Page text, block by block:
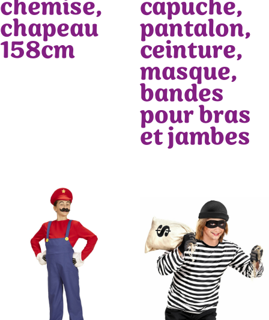
chemise,
chapeau
158cm
capuche,
pantalon,
ceinture,
masque,
bandes
pour bras
et jambes